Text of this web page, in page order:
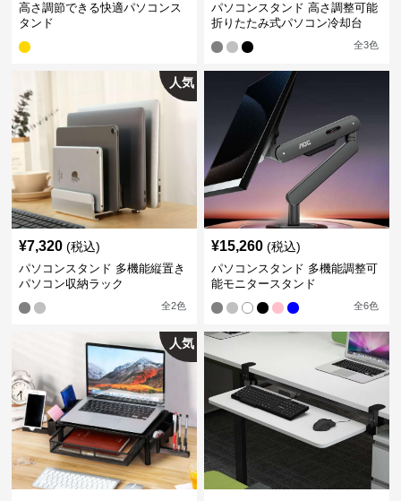
高さ調節できる快適パソコンス
タンド
パソコンスタンド 高さ調整可能
折りたたみ式パソコン冷却台
全3色
人気
¥7,320 (税込)
パソコンスタンド 多機能縦置き
パソコン収納ラック
全2色
¥15,260 (税込)
パソコンスタンド 多機能調整可
能モニタースタンド
全6色
人気